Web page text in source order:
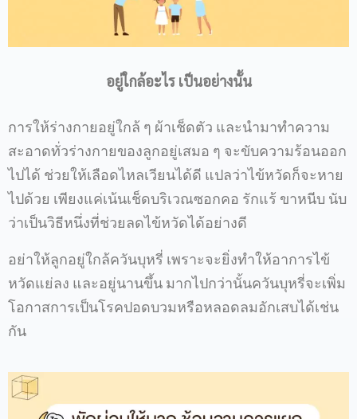
อยู่ใกล้อะไร เป็นอย่างนั้น
การให้ร่างกายอยู่ใกล้ ๆ ผ้าเช็ดตัว และนำมาทำความ
สะอาดทั่วร่างกายของลูกอยู่เสมอ ๆ จะขับความร้อนออก
ไปได้ ช่วยให้เลือดไหลเวียนได้ดี แปลว่าไข้หวัดก็จะหาย
ไปด้วย เพียงแค่เน้นเช็ดบริเวณซอกคอ รักแร้ ขาหนีบ นับ
ว่าเป็นวิธีหนึ่งที่ช่วยลดไข้หวัดได้อย่างดี
อย่าให้ลูกอยู่ใกล้ควันบุหรี่ เพราะจะยิ่งทำให้อาการไข้
หวัดแย่ลง และอยู่นานขึ้น มากไปกว่านั้นควันบุหรี่จะเพิ่ม
โอกาสการเป็นโรคปอดบวมหรือหลอดลมอักเสบได้เช่น
กัน